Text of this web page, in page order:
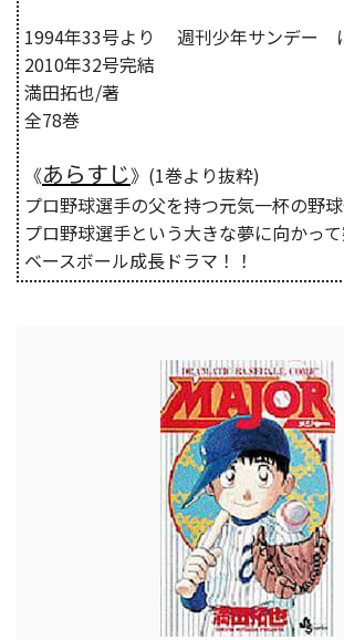
1994年33号より 週刊少年サンデー
2010年32号完結
満田拓也/著
全78巻
《あらすじ》(1巻より抜粋)
プロ野球選手の父を持つ元気一杯の野球
プロ野球選手という大きな夢に向かっ
ベースボール成長ドラマ！！